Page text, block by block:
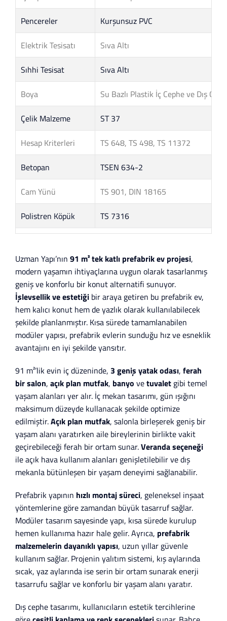
Pencereler
Kurşunsuz PVC
Elektrik Tesisatı
Sıva Altı
Sıhhi Tesisat
Sıva Altı
Boya
Su Bazlı Plastik İç Cephe ve Dış
Çelik Malzeme
ST 37
Hesap Kriterleri
TS 648, TS 498, TS 11372
Betopan
TSEN 634-2
Cam Yünü
TS 901, DIN 18165
Polistren Köpük
TS 7316
Uzman Yapı’nın 91 m² tek katlı prefabrik ev projesi,
modern yaşamın ihtiyaçlarına uygun olarak tasarlanmış
geniş ve konforlu bir konut alternatifi sunuyor.
İşlevsellik ve estetiği bir araya getiren bu prefabrik ev,
hem kalıcı konut hem de yazlık olarak kullanılabilecek
şekilde planlanmıştır. Kısa sürede tamamlanabilen
modüler yapısı, prefabrik evlerin sunduğu hız ve esneklik
avantajını en iyi şekilde yansıtır.
91 m²’lik evin iç düzeninde, 3 geniş yatak odası, ferah
bir salon, açık plan mutfak, banyo vetuvalet gibi temel
yaşam alanları yer alır. İç mekan tasarımı, gün ışığını
maksimum düzeyde kullanacak şekilde optimize
edilmiştir.Açık plan mutfak, salonla birleşerek geniş bir
yaşam alanı yaratırken aile bireylerinin birlikte vakit
geçirebileceği ferah bir ortam sunar.Veranda seçeneği
ile açık hava kullanım alanları genişletilebilir ve dış
mekanla bütünleşen bir yaşam deneyimi sağlanabilir.
Prefabrik yapının hızlı montaj süreci, geleneksel inşaat
yöntemlerine göre zamandan büyük tasarruf sağlar.
Modüler tasarım sayesinde yapı, kısa sürede kurulup
hemen kullanıma hazır hale gelir. Ayrıca, prefabrik
malzemelerin dayanıklı yapısı, uzun yıllar güvenle
kullanım sağlar. Projenin yalıtım sistemi, kış aylarında
sıcak, yaz aylarında ise serin bir ortam sunarak enerji
tasarrufu sağlar ve konforlu bir yaşam alanı yaratır.
Dış cephe tasarımı, kullanıcıların estetik tercihlerine